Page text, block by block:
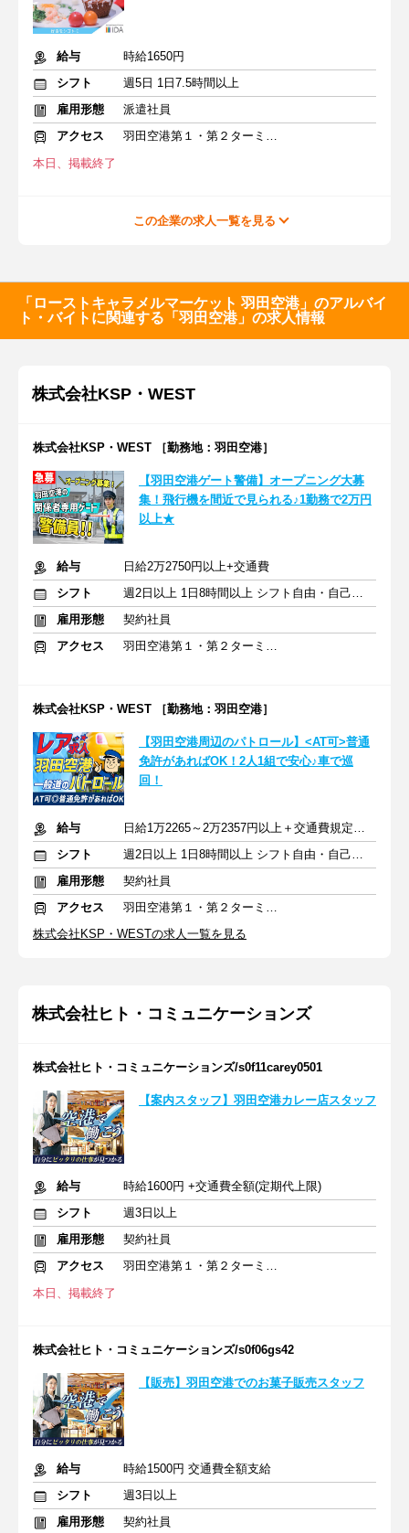
給与
時給1650円
シフト
週5日 1日7.5時間以上
雇用形態
派遣社員
アクセス
羽田空港第１・第２ターミナル(京急)駅
本日、掲載終了
この企業の求人一覧を見る
「ローストキャラメルマーケット 羽田空港」のアルバイ
ト・バイトに関連する「羽田空港」の求人情報
株式会社KSP・WEST
株式会社KSP・WEST ［勤務地：羽田空港］
【羽田空港ゲート警備】オープニング大募
集！飛行機を間近で見られる♪1勤務で2万円
以上★
給与
日給2万2750円以上+交通費
シフト
週2日以上 1日8時間以上 シフト自由・自己申告
雇用形態
契約社員
アクセス
羽田空港第１・第２ターミナル(京急)駅
株式会社KSP・WEST ［勤務地：羽田空港］
【羽田空港周辺のパトロール】<AT可>普通
免許があればOK！2人1組で安心♪車で巡
回！
給与
日給1万2265～2万2357円以上＋交通費規定支給
シフト
週2日以上 1日8時間以上 シフト自由・自己申告
雇用形態
契約社員
アクセス
羽田空港第１・第２ターミナル(京急)駅
株式会社KSP・WESTの求人一覧を見る
株式会社ヒト・コミュニケーションズ
株式会社ヒト・コミュニケーションズ/s0f11carey0501
【案内スタッフ】羽田空港カレー店スタッフ
給与
時給1600円 +交通費全額(定期代上限)
シフト
週3日以上
雇用形態
契約社員
アクセス
羽田空港第１・第２ターミナル(京急)駅
本日、掲載終了
株式会社ヒト・コミュニケーションズ/s0f06gs42
【販売】羽田空港でのお菓子販売スタッフ
給与
時給1500円 交通費全額支給
シフト
週3日以上
雇用形態
契約社員